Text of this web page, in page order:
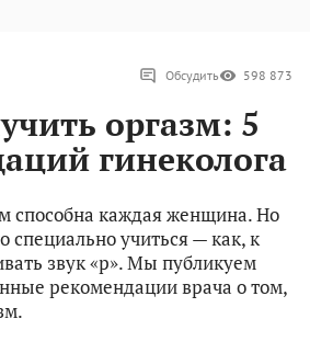
Обсудить 598 873
оргазм: 5
гинеколога
способна каждая женщина. Но
специально учиться — как, к
звук «р». Мы публикуем
рекомендации врача о том,